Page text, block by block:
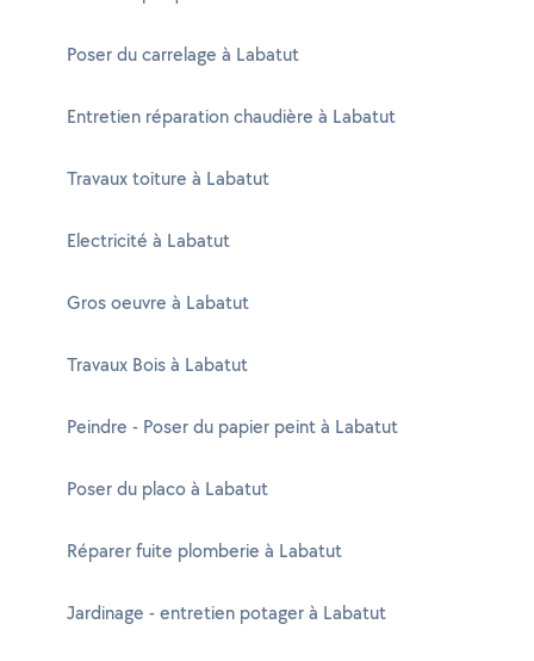
Poser du carrelage à Labatut
Entretien réparation chaudière à Labatut
Travaux toiture à Labatut
Electricité à Labatut
Gros oeuvre à Labatut
Travaux Bois à Labatut
Peindre - Poser du papier peint à Labatut
Poser du placo à Labatut
Réparer fuite plomberie à Labatut
Jardinage - entretien potager à Labatut